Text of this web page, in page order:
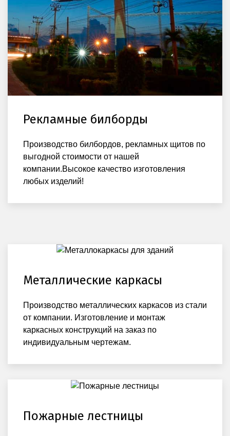
Рекламные билборды
Производство билбордов, рекламных щитов по
выгодной стоимости от нашей
компании.Высокое качество изготовления
любых изделий!
Металлические каркасы
Производство металлических каркасов из стали
от компании. Изготовление и монтаж
каркасных конструкций на заказ по
индивидуальным чертежам.
Пожарные лестницы